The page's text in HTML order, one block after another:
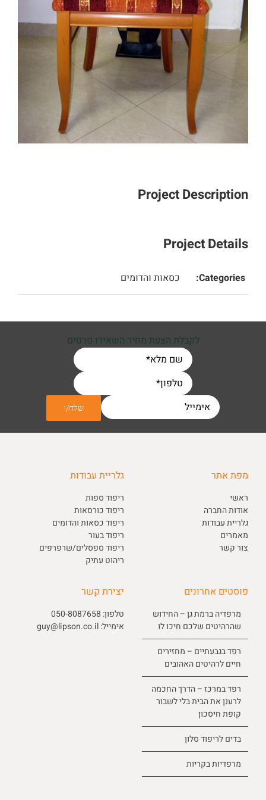
Project Description
Project Details
Categories: כסאות והדומים
לקבלת הצעת מחיר השאירו פרטים
מפת אתר
ראשי
אודות החברה
גלריית עבודות
מאמרים
צור קשר
גלריית עבודות
ריפוד ספות
ריפוד כורסאות
ריפוד כסאות והדומים
ריפוד בעור
ריפוד ספסלים/שרפרפים
ריהוט עתיק
פוסטים אחרונים
מרפדיה ברמת גן – החידוש
שהרהיטים שלכם חיכו לו
רפד בגבעתיים – מחזירים
חיים לרהיטים האהובים
רפד במרכז – הדרך החכמה
לרענן את הבית בלי לשבור
קופת חיסכון
בדים לריפוד סלון
מרפדיות בקריות
יצירת קשר
טלפון: 050-8087658
אימייל:guy@lipson.co.il